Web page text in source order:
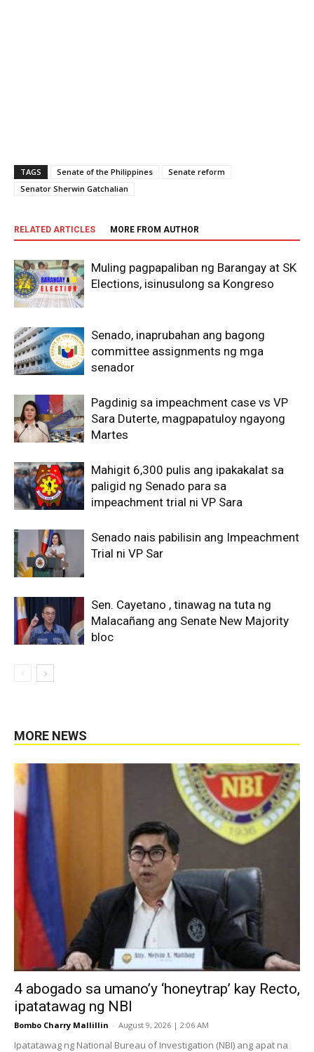
TAGS Senate of the Philippines
Senate reform
Senator Sherwin Gatchalian
RELATED ARTICLES MORE FROM AUTHOR
Muling pagpapaliban ng Barangay at SK
Elections, isinusulong sa Kongreso
Senado, inaprubahan ang bagong
committee assignments ng mga
senador
Pagdinig sa impeachment case vs VP
Sara Duterte, magpapatuloy ngayong
Martes
Mahigit 6,300 pulis ang ipakakalat sa
paligid ng Senado para sa
impeachment trial ni VP Sara
Senado nais pabilisin ang Impeachment
Trial ni VP Sar
Sen. Cayetano , tinawag na tuta ng
Malacañang ang Senate New Majority
bloc
MORE NEWS
4 abogado sa umano’y ‘honeytrap’ kay Recto,
ipatatawag ng NBI
Bombo Charry Mallillin - August 9, 2026 | 2:06 AM
Ipatatawag ng National Bureau of Investigation (NBI) ang apat na